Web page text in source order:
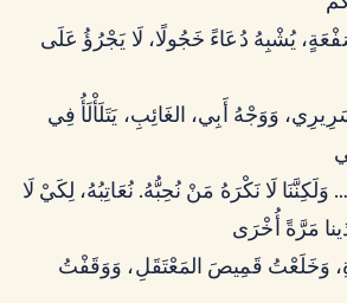
يُشْبِهُ دُعَاءً خَجُولًا، لَا يَجْرُؤُ عَلَى
وَوَجْهُ أَبِي، الغَائِبِ، يَتَلَأْلَأُ فِي
وَلَكِنَّنَا لَا نَكْرَهُ مَنْ نُحِبُّهُ. نُعَاتِبُهُ، لِكَيْ لَا
وَخَلَعْتُ قَمِيصَ المَعْتَقَلِ، وَوَقَفْتُ